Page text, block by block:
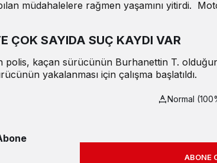
müdahalelere rağmen yaşamını yitirdi.
ÇOK SAYIDA SUÇ KAYDI VAR
polis, kaçan sürücünün Burhanettin T.
yakalanması için çalışma başlatıldı.
Normal
ABONE